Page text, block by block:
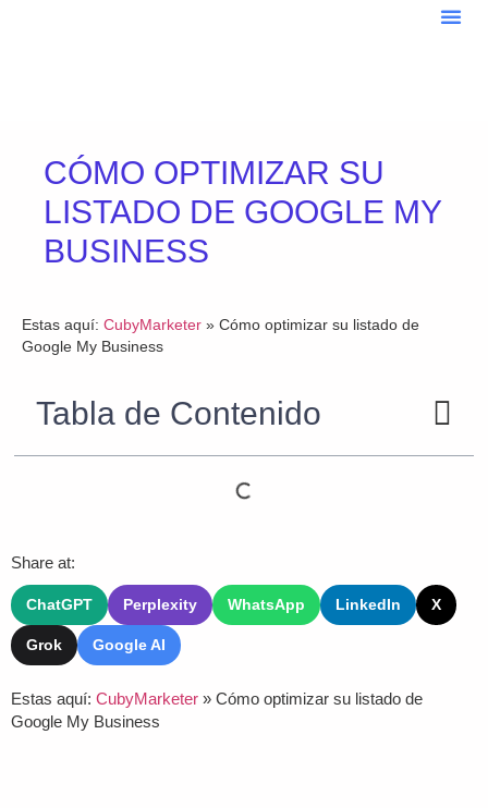
CÓMO OPTIMIZAR SU
LISTADO DE GOOGLE MY
BUSINESS
Estas aquí: CubyMarketer » Cómo optimizar su listado de
Google My Business
Tabla de Contenido
Share at:
ChatGPT Perplexity WhatsApp LinkedIn X
Grok Google AI
Estas aquí: CubyMarketer » Cómo optimizar su listado de
Google My Business